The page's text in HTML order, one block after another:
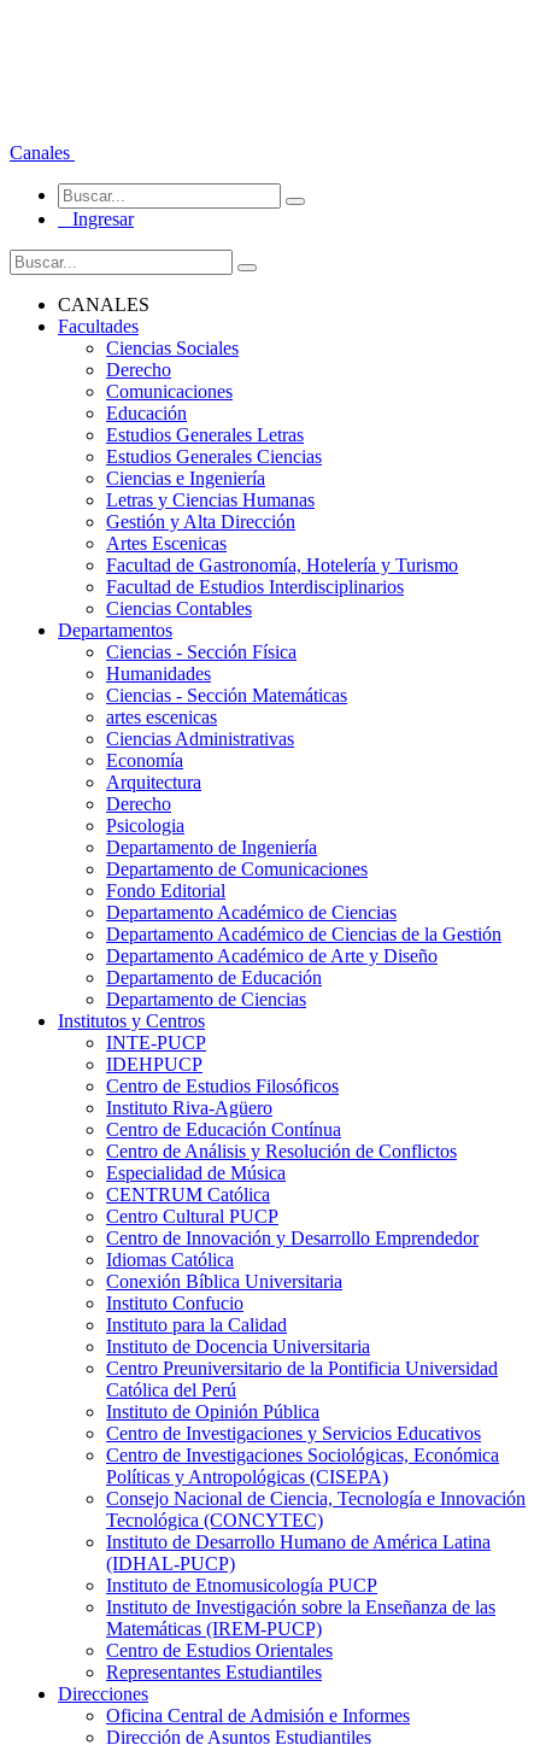
Canales
Ingresar
CANALES
Facultades
Ciencias Sociales
Derecho
Comunicaciones
Educación
Estudios Generales Letras
Estudios Generales Ciencias
Ciencias e Ingeniería
Letras y Ciencias Humanas
Gestión y Alta Dirección
Artes Escenicas
Facultad de Gastronomía, Hotelería y Turismo
Facultad de Estudios Interdisciplinarios
Ciencias Contables
Departamentos
Ciencias - Sección Física
Humanidades
Ciencias - Sección Matemáticas
artes escenicas
Ciencias Administrativas
Economía
Arquitectura
Derecho
Psicologia
Departamento de Ingeniería
Departamento de Comunicaciones
Fondo Editorial
Departamento Académico de Ciencias
Departamento Académico de Ciencias de la Gestión
Departamento Académico de Arte y Diseño
Departamento de Educación
Departamento de Ciencias
Institutos y Centros
INTE-PUCP
IDEHPUCP
Centro de Estudios Filosóficos
Instituto Riva-Agüero
Centro de Educación Contínua
Centro de Análisis y Resolución de Conflictos
Especialidad de Música
CENTRUM Católica
Centro Cultural PUCP
Centro de Innovación y Desarrollo Emprendedor
Idiomas Católica
Conexión Bíblica Universitaria
Instituto Confucio
Instituto para la Calidad
Instituto de Docencia Universitaria
Centro Preuniversitario de la Pontificia Universidad
Católica del Perú
Instituto de Opinión Pública
Centro de Investigaciones y Servicios Educativos
Centro de Investigaciones Sociológicas, Económica
Políticas y Antropológicas (CISEPA)
Consejo Nacional de Ciencia, Tecnología e Innovación
Tecnológica (CONCYTEC)
Instituto de Desarrollo Humano de América Latina
(IDHAL-PUCP)
Instituto de Etnomusicología PUCP
Instituto de Investigación sobre la Enseñanza de las
Matemáticas (IREM-PUCP)
Centro de Estudios Orientales
Representantes Estudiantiles
Direcciones
Oficina Central de Admisión e Informes
Dirección de Asuntos Estudiantiles